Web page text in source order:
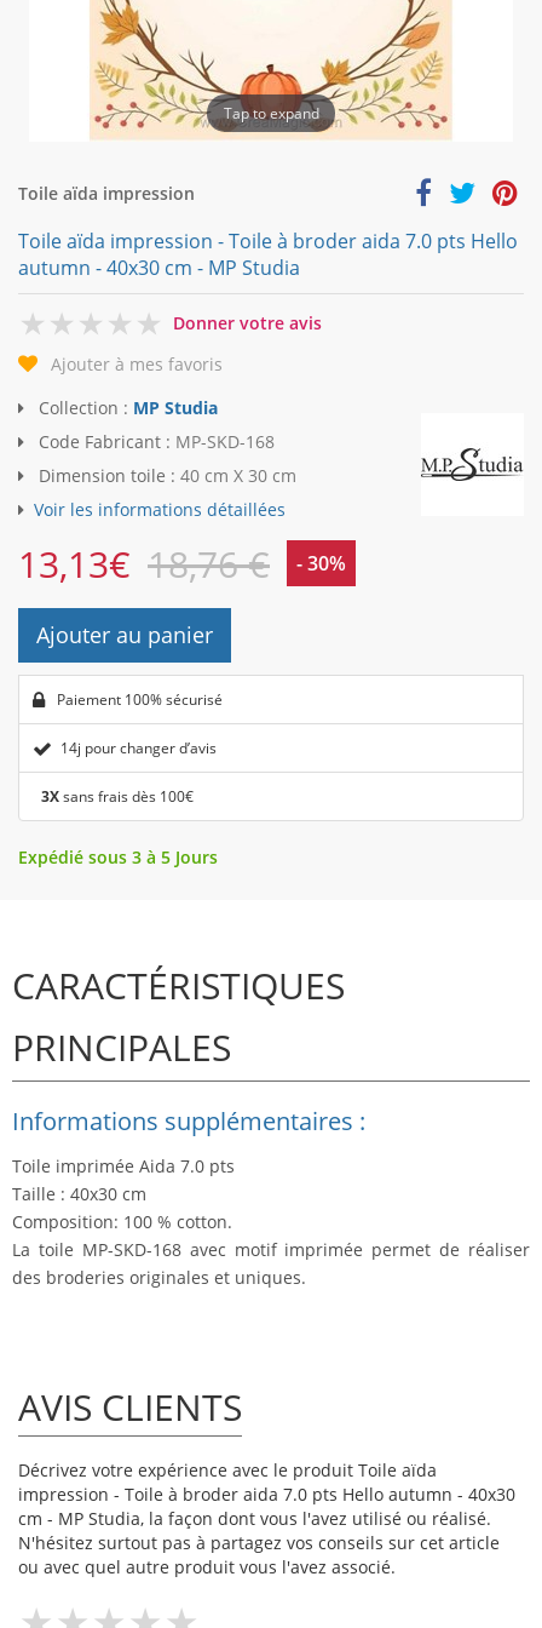
Tap to expand
Toile aïda impression
Toile aïda impression - Toile à broder aida 7.0 pts Hello
autumn - 40x30 cm - MP Studia
0
Donner votre avis
Ajouter à mes favoris
Collection : MP Studia
Code Fabricant : MP-SKD-168
Dimension toile : 40 cm X 30 cm
Voir les informations détaillées
13,13€ 18,76 € - 30%
Ajouter au panier
Paiement 100% sécurisé
14j pour changer d’avis
3Xsans frais dès 100€
Expédié sous 3 à 5 Jours
CARACTÉRISTIQUES
PRINCIPALES
Informations supplémentaires :
Toile imprimée Aida 7.0 pts
Taille : 40x30 cm
Composition: 100 % cotton.
La toile MP-SKD-168 avec motif imprimée permet de réaliser
des broderies originales et uniques.
AVIS CLIENTS
Décrivez votre expérience avec le produit Toile aïda
impression - Toile à broder aida 7.0 pts Hello autumn - 40x30
cm - MP Studia, la façon dont vous l'avez utilisé ou réalisé.
N'hésitez surtout pas à partagez vos conseils sur cet article
ou avec quel autre produit vous l'avez associé.